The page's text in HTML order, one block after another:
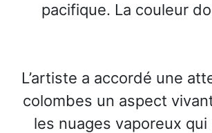
pacifique. La couleur
L’artiste a accordé une
colombes un aspect
les nuages vaporeux